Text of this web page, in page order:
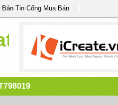
Bản Tin Cổng Mua Bán